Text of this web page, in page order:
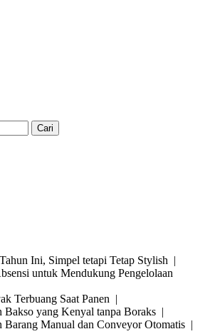
Ini, Simpel tetapi Tetap Stylish |
untuk Mendukung Pengelolaan
Terbuang Saat Panen |
Bakso yang Kenyal tanpa Boraks |
Barang Manual dan Conveyor Otomatis |